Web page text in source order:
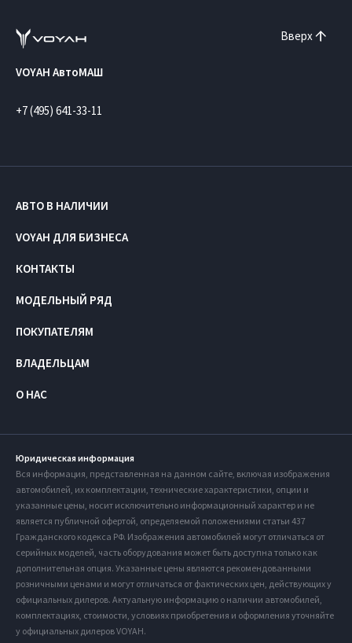
Вверх
VOYAH АвтоМАШ
+7 (495) 641-33-11
АВТО В НАЛИЧИИ
VOYAH ДЛЯ БИЗНЕСА
КОНТАКТЫ
МОДЕЛЬНЫЙ РЯД
ПОКУПАТЕЛЯМ
ВЛАДЕЛЬЦАМ
О НАС
Юридическая информация
Вся информация, представленная на данном сайте, включая изображения
автомобилей, их комплектации, технические характеристики, опции и
указанные цены, носит исключительно информационный характер и не
является публичной офертой, определяемой положениями статьи 437
Гражданского кодекса РФ. Изображения автомобилей могут отличаться от
серийных моделей, часть оборудования может быть доступна только как
дополнительная опция. Указанные цены являются рекомендованными
розничными ценами и могут отличаться от фактических цен, действующих у
официальных дилеров. Актуальную информацию о наличии автомобилей,
комплектациях, стоимости, условиях приобретения и оформления уточняйте
у официальных дилеров VOYAH.